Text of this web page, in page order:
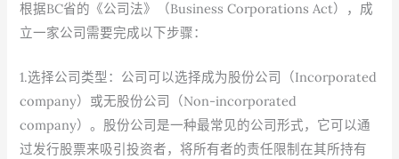
根据BC省的《公司法》（Business Corporations Act），成
立一家公司需要完成以下步骤：
1.选择公司类型：公司可以选择成为股份公司（Incorporated
company）或无股份公司（Non-incorporated
company）。股份公司是一种最常见的公司形式，它可以通
过发行股票来吸引投资者，将所有者的责任限制在其所持有